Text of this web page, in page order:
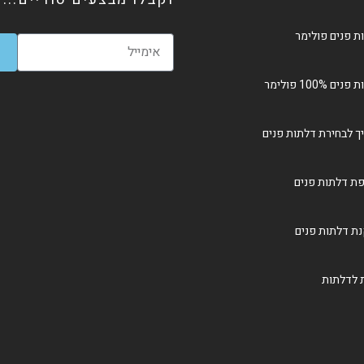
פנים פולימר
100% פולימר
לבחירת דלתות פנים
דלתות פנים
דלתות פנים
לדלתות